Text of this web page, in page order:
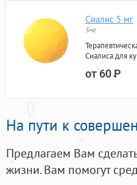
Сиалис 5 мг
5мг
Сиалиса для
от 60Р
На пути к
Предлагаем Вам
жизни. Вам помогут